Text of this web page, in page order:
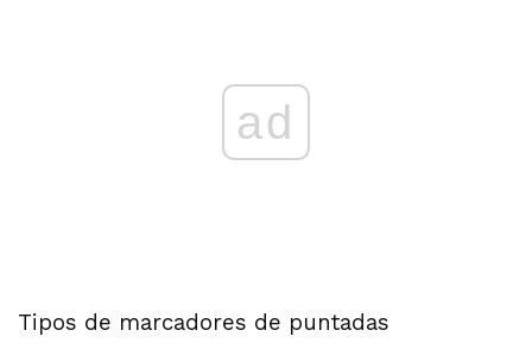
ad
Tipos de marcadores de puntadas